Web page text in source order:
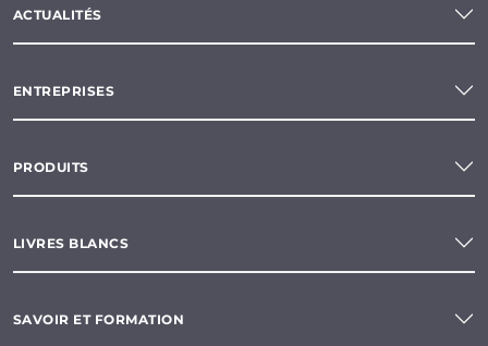
ACTUALITÉS
ENTREPRISES
PRODUITS
LIVRES BLANCS
SAVOIR ET FORMATION